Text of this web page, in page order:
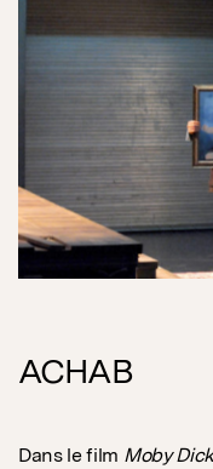
ACHAB
Dans le film Moby Dick